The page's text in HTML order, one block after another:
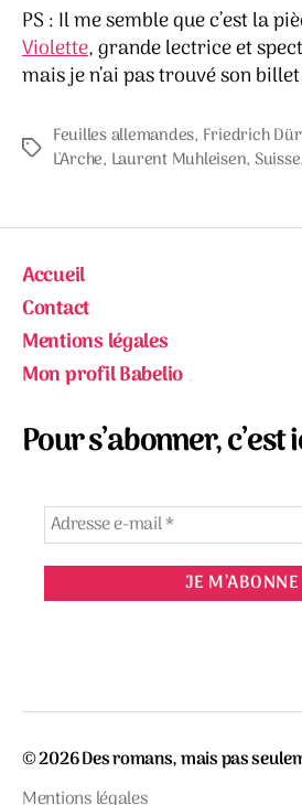
PS : Il me semble que c’est la
Violette, grande lectrice et
mais je n’ai pas trouvé son
Étiquettes
Feuilles allemandes, Friedrich
L'Arche, Laurent Muhleisen, Suisse,
Accueil
Contact
Mentions légales
Mon profil Babelio
Pour s’abonner, c’est
© 2026Des romans, mais pas